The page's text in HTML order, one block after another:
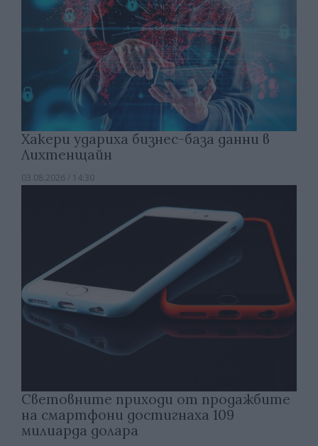
Хакери удариха бизнес-база данни в
Лихтенщайн
03.08.2026 / 14:30
Световните приходи от продажбите
на смартфони достигнаха 109
милиарда долара